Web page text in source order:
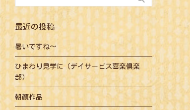
索:
最近の投稿
暑いですね～
ひまわり見学に（デイサービス喜楽倶楽
部）
朝顔作品